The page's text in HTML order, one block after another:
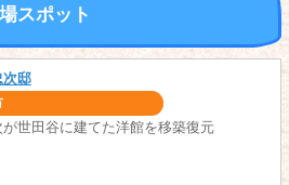
スポット
次邸
世田谷に建てた洋館を移築復元